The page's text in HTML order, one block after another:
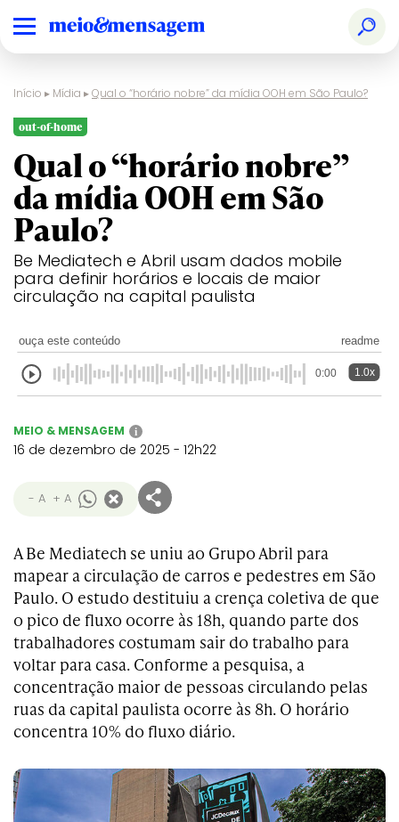
Início ▸ Mídia ▸Qual o “horário nobre” da mídia OOH em São Paulo?
out-of-home
Qual o “horário nobre”
da mídia OOH em São
Paulo?
Be Mediatech e Abril usam dados mobile
para definir horários e locais de maior
circulação na capital paulista
ouça este conteúdo readme
0:00 1.0x
MEIO & MENSAGEM i
16 de dezembro de 2025 - 12h22
- A + A
A Be Mediatech se uniu ao Grupo Abril para
mapear a circulação de carros e pedestres em São
Paulo. O estudo destituiu a crença coletiva de que
o pico de fluxo ocorre às 18h, quando parte dos
trabalhadores costumam sair do trabalho para
voltar para casa. Conforme a pesquisa, a
concentração maior de pessoas circulando pelas
ruas da capital paulista ocorre às 8h. O horário
concentra 10% do fluxo diário.